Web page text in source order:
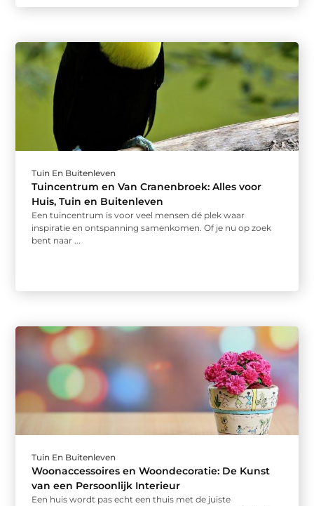
Tuin En Buitenleven
Tuincentrum en Van Cranenbroek: Alles voor
Huis, Tuin en Buitenleven
Een tuincentrum is voor veel mensen dé plek waar
inspiratie en ontspanning samenkomen. Of je nu op zoek
bent naar ...
Tuin En Buitenleven
Woonaccessoires en Woondecoratie: De Kunst
van een Persoonlijk Interieur
Een huis wordt pas echt een thuis met de juiste